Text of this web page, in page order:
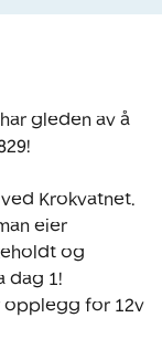
gleden av å
Krokvatnet.
eier
og
dag 1!
opplegg for 12v